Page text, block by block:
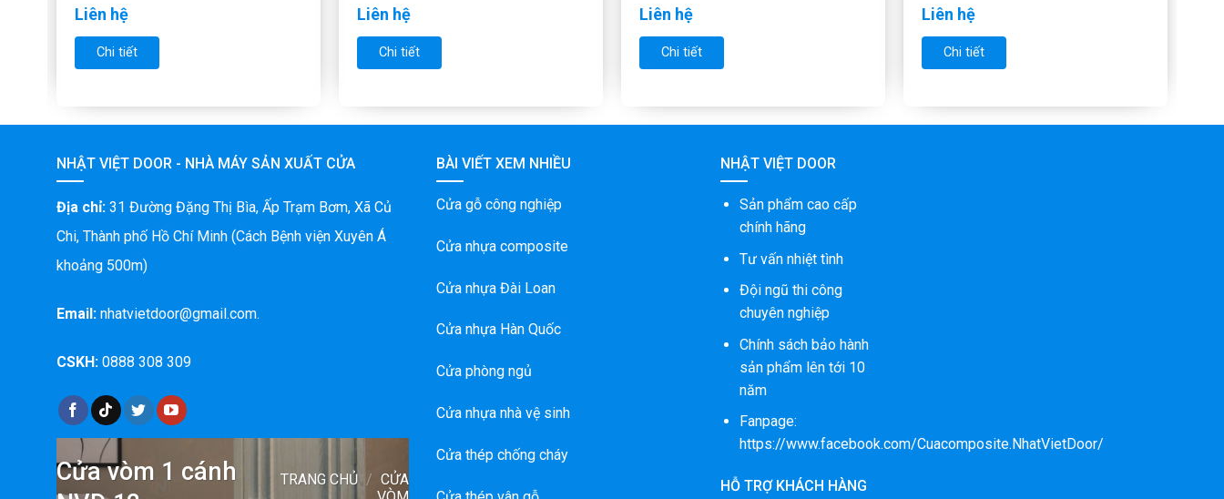
Liên hệ
Chi tiết
Liên hệ
Chi tiết
Liên hệ
Chi tiết
Liên hệ
Chi tiết
NHẬT VIỆT DOOR - NHÀ MÁY SẢN XUẤT CỬA
Địa chỉ: 31 Đường Đặng Thị Bìa, Ấp Trạm Bơm, Xã Củ
Chi, Thành phố Hồ Chí Minh (Cách Bệnh viện Xuyên Á
khoảng 500m)
Email: nhatvietdoor@gmail.com.
CSKH: 0888 308 309
Cửa vòm 1 cánh
TRANG CHỦ / CỬA
BÀI VIẾT XEM NHIỀU
Cửa gỗ công nghiệp
Cửa nhựa composite
Cửa nhựa Đài Loan
Cửa nhựa Hàn Quốc
Cửa phòng ngủ
Cửa nhựa nhà vệ sinh
Cửa thép chống cháy
NHẬT VIỆT DOOR
Sản phẩm cao cấp
chính hãng
Tư vấn nhiệt tình
Đội ngũ thi công
chuyên nghiệp
Chính sách bảo hành
sản phẩm lên tới 10
năm
Fanpage:
https://www.facebook.com/Cuacomposite.NhatVietDoor/
HỖ TRỢ KHÁCH HÀNG